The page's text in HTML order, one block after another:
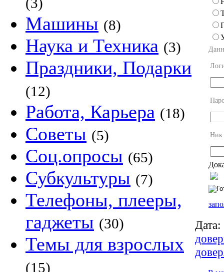
Машины (8)
Наука и Техника (3)
Праздники, Подарки
(12)
Работа, Карьера (18)
Советы (5)
Соц.опросы (65)
Субкультуры (7)
Телефоны, плееры,
гаджеты (30)
Темы для взрослых
(15)
Ник
Дата: